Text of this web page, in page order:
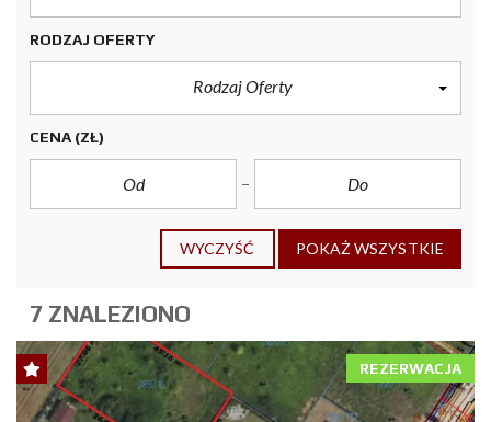
RODZAJ OFERTY
Rodzaj Oferty
CENA (ZŁ)
WYCZYŚĆ POKAŻ WSZYSTKIE
7 ZNALEZIONO
REZERWACJA